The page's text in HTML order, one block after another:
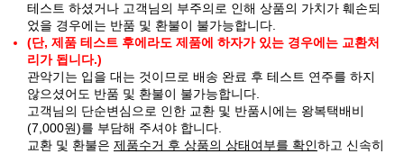
테스트 하셨거나 고객님의 부주의로 인해 상품의 가치가 훼손되
었을 경우에는 반품 및 환불이 불가능합니다.
(단, 제품 테스트 후에라도 제품에 하자가 있는 경우에는 교환처
리가 됩니다.)
관악기는 입을 대는 것이므로 배송 완료 후 테스트 연주를 하지
않으셨어도 반품 및 환불이 불가능합니다.
고객님의 단순변심으로 인한 교환 및 반품시에는 왕복택배비
(7,000원)를 부담해 주셔야 합니다.
교환 및 환불은 제품수거 후 상품의 상태여부를 확인하고 신속히